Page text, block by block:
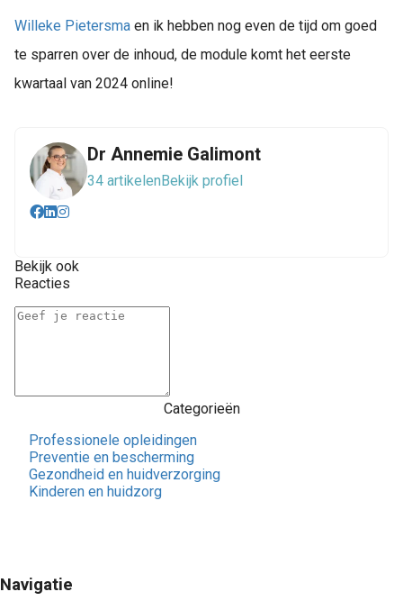
Willeke Pietersma en ik hebben nog even de tijd om goed
te sparren over de inhoud, de module komt het eerste
kwartaal van 2024 online!
Dr Annemie Galimont
34 artikelen Bekijk profiel
Bekijk ook
Reacties
Categorieën
Professionele opleidingen
Preventie en bescherming
Gezondheid en huidverzorging
Kinderen en huidzorg
Navigatie